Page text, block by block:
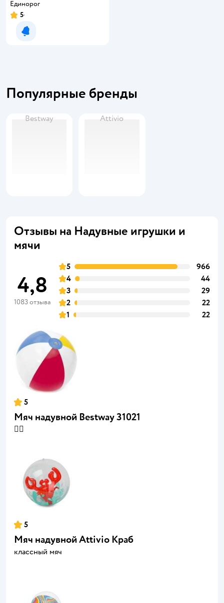
Единорог
5
Уведомить о появлении
Популярные бренды
Bestway Attivio
Отзывы на Надувные игрушки и
мячи
4,8
1083 отзыва
5
966
4
44
3
29
2
22
1
22
5
Мяч надувной Bestway 31021
👍🏻
5
Мяч надувной Attivio Краб
классный мяч